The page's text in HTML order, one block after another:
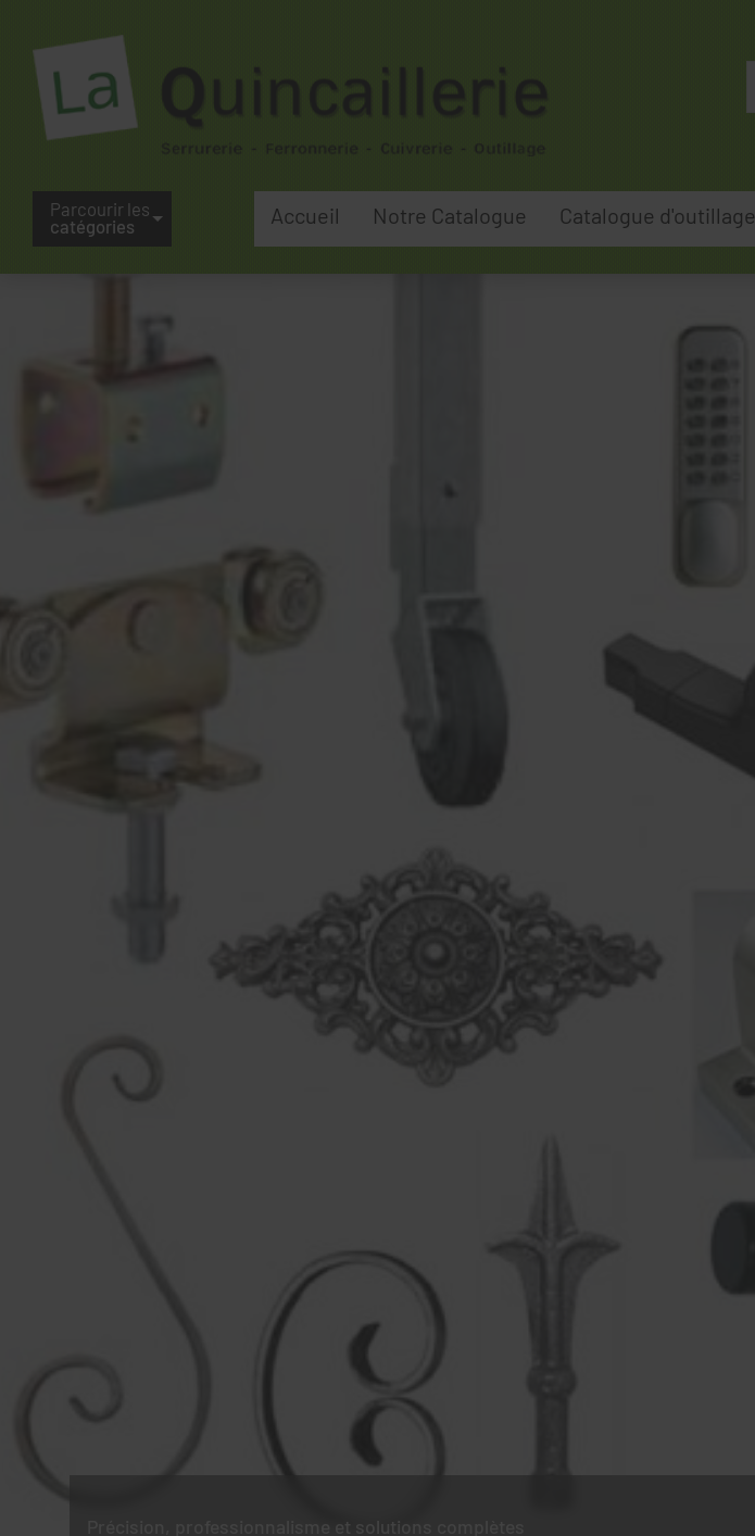
Parcourir les
catégories
Accueil Notre Catalogue Catalogue d'outillage
Précision, professionnalisme et solutions complètes